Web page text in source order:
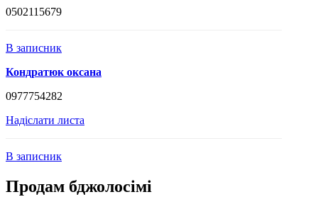
0502115679
В записник
Кондратюк оксана
0977754282
Надіслати листа
В записник
Продам бджолосімі